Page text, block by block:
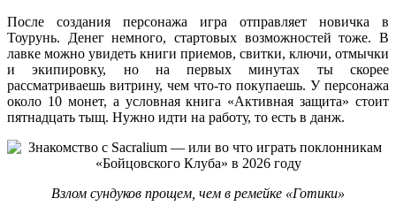
После создания персонажа игра отправляет новичка в
Тоурунь. Денег немного, стартовых возможностей тоже. В
лавке можно увидеть книги приемов, свитки, ключи, отмычки
и экипировку, но на первых минутах ты скорее
рассматриваешь витрину, чем что-то покупаешь. У персонажа
около 10 монет, а условная книга «Активная защита» стоит
пятнадцать тыщ. Нужно идти на работу, то есть в данж.
Взлом сундуков прощем, чем в ремейке «Готики»